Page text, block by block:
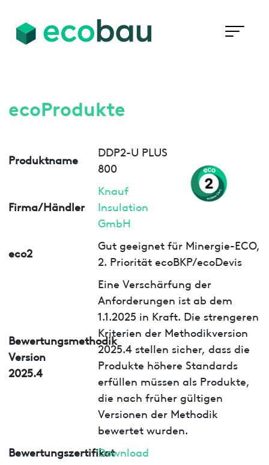
ecoProdukte
Produktname
DDP2-U PLUS
800
Firma/Händler
Knauf
Insulation
GmbH
eco2
Gut geeignet für Minergie-ECO,
2. Priorität ecoBKP/ecoDevis
Bewertungsmethodik
Version
2025.4
Eine Verschärfung der
Anforderungen ist ab dem
1.1.2025 in Kraft. Die strengeren
Kriterien der Methodikversion
2025.4 stellen sicher, dass die
Produkte höhere Standards
erfüllen müssen als Produkte,
die nach früher gültigen
Versionen der Methodik
bewertet wurden.
BewertungszertifikatDownload